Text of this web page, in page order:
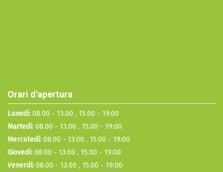
Orari d'apertura
Lunedì: 08.00 - 13.00 , 15.00 - 19:00
Martedì: 08.00 - 13.00 , 15.00 - 19:00
Mercoledì: 08.00 - 13.00 , 15.00 - 19:00
Giovedì: 08.00 - 13.00 , 15.00 - 19:00
Venerdì: 08.00 - 13.00 , 15.00 - 19:00